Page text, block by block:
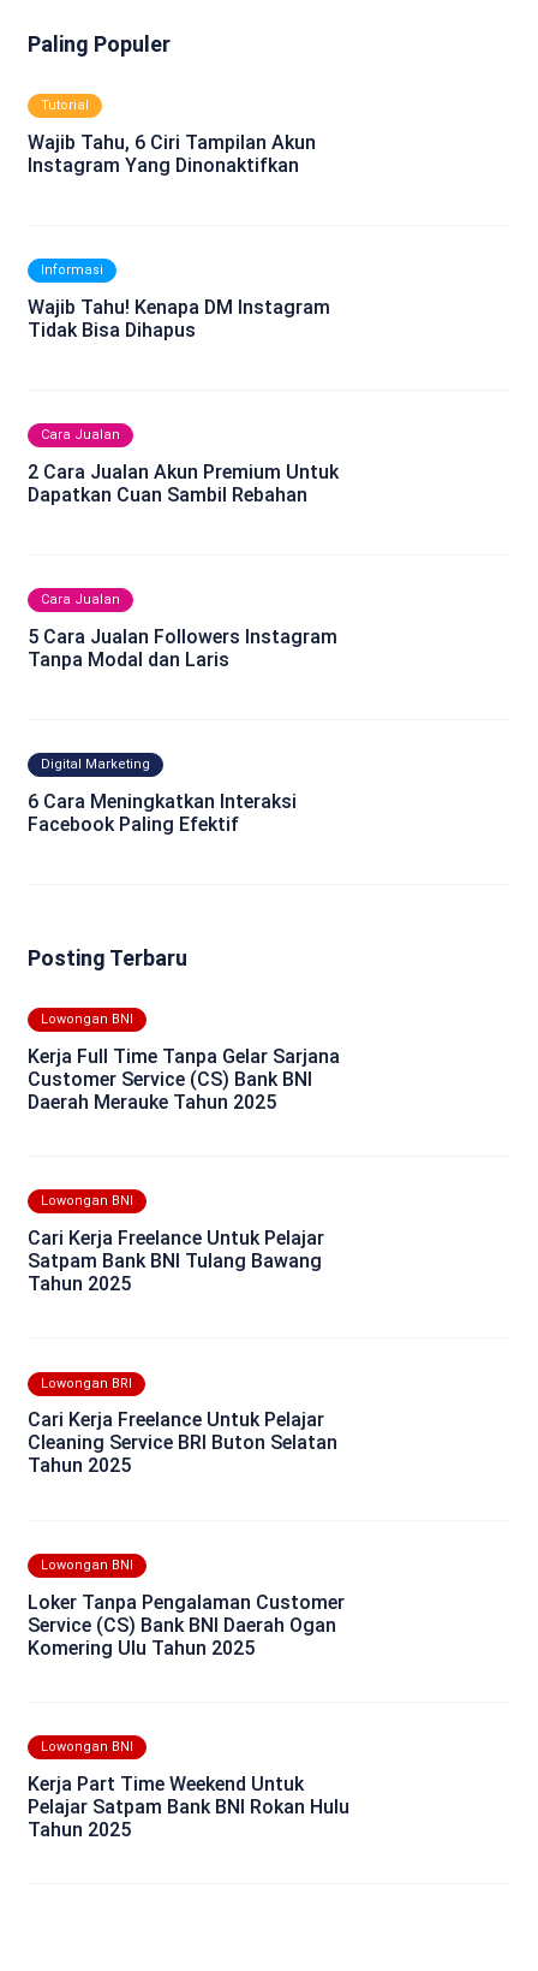
Paling Populer
Tutorial
Wajib Tahu, 6 Ciri Tampilan Akun
Instagram Yang Dinonaktifkan
Informasi
Wajib Tahu! Kenapa DM Instagram
Tidak Bisa Dihapus
Cara Jualan
2 Cara Jualan Akun Premium Untuk
Dapatkan Cuan Sambil Rebahan
Cara Jualan
5 Cara Jualan Followers Instagram
Tanpa Modal dan Laris
Digital Marketing
6 Cara Meningkatkan Interaksi
Facebook Paling Efektif
Posting Terbaru
Lowongan BNI
Kerja Full Time Tanpa Gelar Sarjana
Customer Service (CS) Bank BNI
Daerah Merauke Tahun 2025
Lowongan BNI
Cari Kerja Freelance Untuk Pelajar
Satpam Bank BNI Tulang Bawang
Tahun 2025
Lowongan BRI
Cari Kerja Freelance Untuk Pelajar
Cleaning Service BRI Buton Selatan
Tahun 2025
Lowongan BNI
Loker Tanpa Pengalaman Customer
Service (CS) Bank BNI Daerah Ogan
Komering Ulu Tahun 2025
Lowongan BNI
Kerja Part Time Weekend Untuk
Pelajar Satpam Bank BNI Rokan Hulu
Tahun 2025